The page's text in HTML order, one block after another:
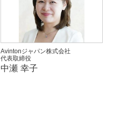
Avintonジャパン株式会社
代表取締役
中瀬 幸子